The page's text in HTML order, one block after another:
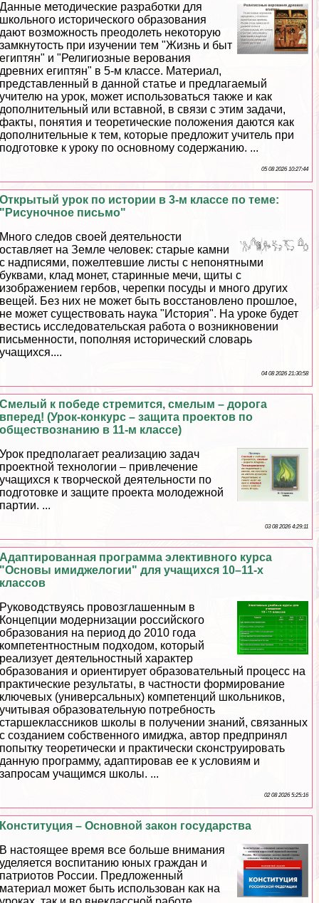
Данные методические разработки для
школьного исторического образования
дают возможность преодолеть некоторую
замкнутость при изучении тем "Жизнь и быт
египтян" и "Религиозные верования
древних египтян" в 5-м классе. Материал,
представленный в данной статье и предлагаемый
учителю на урок, может использоваться также и как
дополнительный или вставной, в связи с этим задачи,
факты, понятия и теоретические положения даются как
дополнительные к тем, которые предложит учитель при
подготовке к уроку по основному содержанию. ...
05 08 2026 10:27:44
Открытый урок по истории в 3-м классе по теме:
"Рисуночное письмо"
Много следов своей деятельности
оставляет на Земле человек: старые камни
с надписями, пожелтевшие листы с непонятными
буквами, клад монет, старинные мечи, щиты с
изображением гербов, черепки посуды и много других
вещей. Без них не может быть восстановлено прошлое,
не может существовать наука "История". На уроке будет
вестись исследовательская работа о возникновении
письменности, пополняя исторический словарь
учащихся....
04 08 2026 21:30:58
Смелый к победе стремится, смелым – дорога
вперед! (Урок-конкурс – защита проектов по
обществознанию в 11-м классе)
Урок предполагает реализацию задач
проектной технологии – привлечение
учащихся к творческой деятельности по
подготовке и защите проекта молодежной
партии. ...
03 08 2026 4:29:11
Адаптированная программа элективного курса
"Основы имиджелогии" для учащихся 10–11-х
классов
Руководствуясь провозглашенным в
Концепции модернизации российского
образования на период до 2010 года
компетентностным подходом, который
реализует деятельностный хаpaктер
образования и ориентирует образовательный процесс на
пpaктические результаты, в частности формирование
ключевых (универсальных) компетенций школьников,
учитывая образовательную потребность
старшеклассников школы в получении знаний, связанных
с созданием собственного имиджа, автор предпринял
попытку теоретически и пpaктически сконструировать
данную программу, адаптировав ее к условиям и
запросам учащимся школы. ...
02 08 2026 5:25:16
Конституция – Основной закон государства
В настоящее время все больше внимания
уделяется воспитанию юных граждан и
патриотов России. Предложенный
материал может быть использован как на